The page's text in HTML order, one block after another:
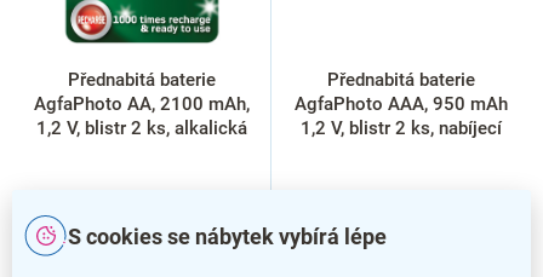
S cookies se nábytek vybírá lépe
Přednabitá baterie
AgfaPhoto AA, 2100 mAh,
1,2 V, blistr 2 ks, alkalická
Přednabitá baterie
AgfaPhoto AAA, 950 mAh
1,2 V, blistr 2 ks, nabíjecí